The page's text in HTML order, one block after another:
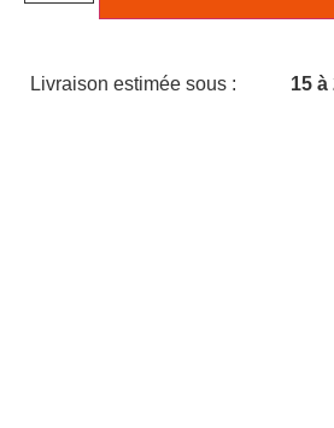
Livraison estimée sous : 15